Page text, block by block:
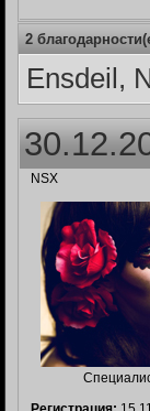
2
Ensdeil,
NSX